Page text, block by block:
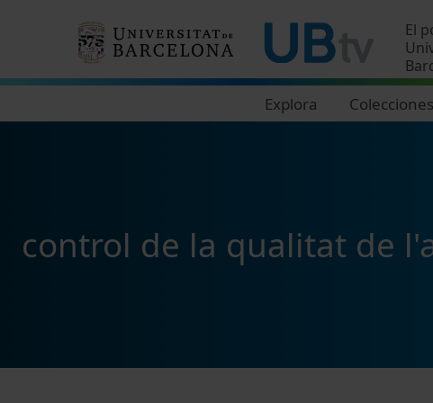
El
Explora Colecciones
control de la qualitat de